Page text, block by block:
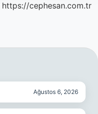
https://cephesan.com.tr
Ağustos 6, 2026